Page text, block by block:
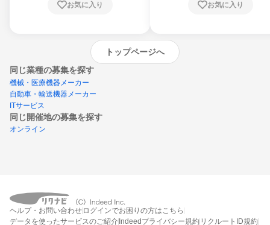
お気に入り お気に入り
トップページへ
同じ業種の募集を探す
機械・医療機器メーカー
自動車・輸送機器メーカー
ITサービス
同じ開催地の募集を探す
オンライン
エントリーするとプログラムの詳細案内を
受け取れるようになります
ヘルプ・お問い合わせ ログインでお困りの方はこちら
データを使ったサービスのご紹介 Indeedプライバシー規約 リクルートID規約